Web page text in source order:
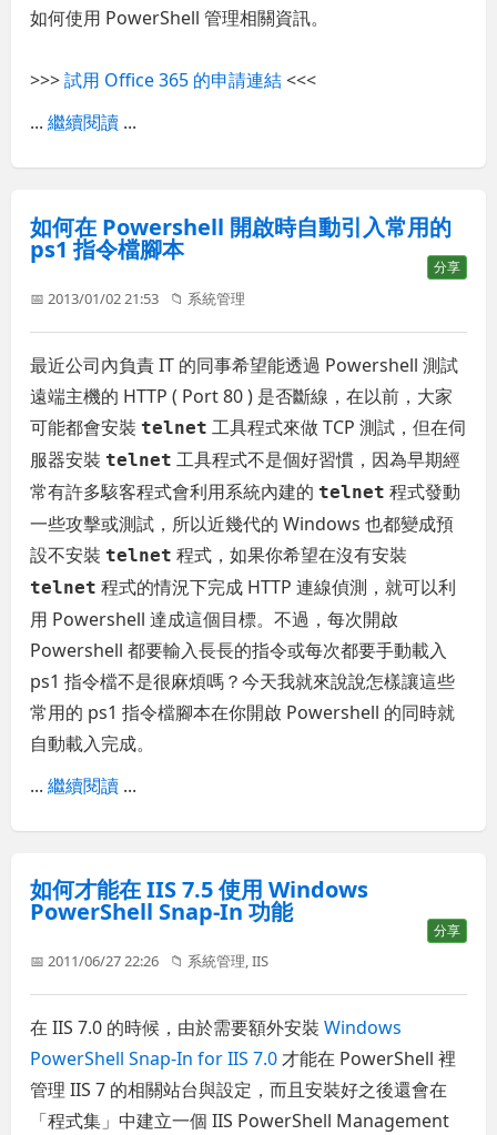
如何使用 PowerShell 管理相關資訊。
>>>試用 Office 365 的申請連結<<<
...繼續閱讀 ...
如何在 Powershell 開啟時自動引入常用的
ps1 指令檔腳本
分享
📅 2013/01/02 21:53 📁 系統管理
最近公司內負責 IT 的同事希望能透過 Powershell 測試
遠端主機的 HTTP ( Port 80 ) 是否斷線，在以前，大家
可能都會安裝telnet 工具程式來做 TCP 測試，但在伺
服器安裝telnet 工具程式不是個好習慣，因為早期經
常有許多駭客程式會利用系統內建的telnet 程式發動
一些攻擊或測試，所以近幾代的 Windows 也都變成預
設不安裝telnet 程式，如果你希望在沒有安裝
telnet 程式的情況下完成 HTTP 連線偵測，就可以利
用 Powershell 達成這個目標。不過，每次開啟
Powershell 都要輸入長長的指令或每次都要手動載入
ps1 指令檔不是很麻煩嗎？今天我就來說說怎樣讓這些
常用的 ps1 指令檔腳本在你開啟 Powershell 的同時就
自動載入完成。
...繼續閱讀 ...
如何才能在 IIS 7.5 使用 Windows
PowerShell Snap-In 功能
分享
📅 2011/06/27 22:26 📁 系統管理,IIS
在 IIS 7.0 的時候，由於需要額外安裝Windows
PowerShell Snap-In for IIS 7.0才能在 PowerShell 裡
管理 IIS 7 的相關站台與設定，而且安裝好之後還會在
「程式集」中建立一個 IIS PowerShell Management